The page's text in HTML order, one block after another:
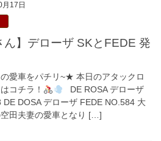
17日
愛車をパチリ~★ 本日のアタックロ
コチラ！
DE ROSA デローザ
DE DOSA デローザ FEDE NO.584 大
空田夫妻の愛車となり […]